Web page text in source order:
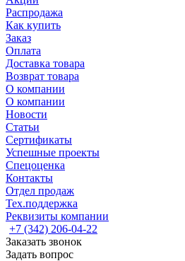
Распродажа
Как купить
Заказ
Оплата
Доставка товара
Возврат товара
О компании
О компании
Новости
Статьи
Сертификаты
Успешные проекты
Спецоценка
Контакты
Отдел продаж
Тех.поддержка
Реквизиты компании
+7 (342) 206-04-22
Заказать звонок
Задать вопрос